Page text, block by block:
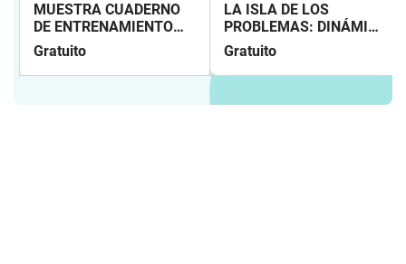
MUESTRA CUADERNO
DE ENTRENAMIENTO
TDAH
Gratuito
LA ISLA DE LOS
PROBLEMAS: DINÁMICA
DE RESOLUCIÓN DE
CONFLICTOS
Gratuito